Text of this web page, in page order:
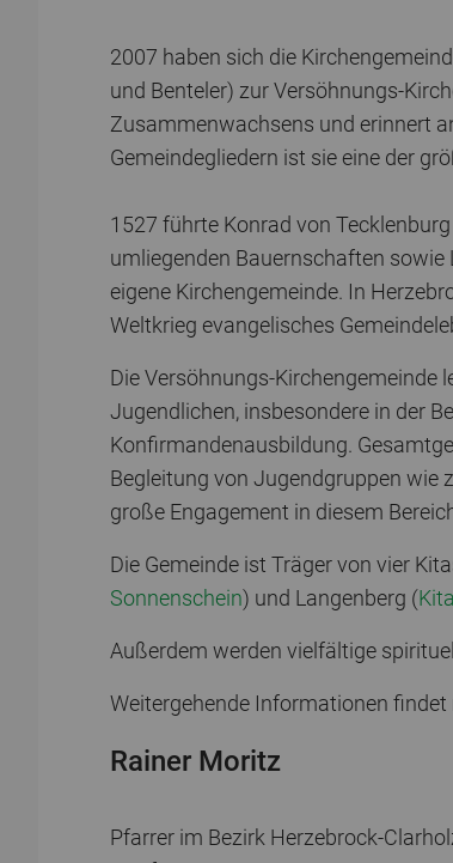
2007 haben sich die
und Benteler) zur Versöhnungs-
Zusammenwachsens und erinnert
Gemeindegliedern ist sie eine der
1527 führte Konrad von
umliegenden Bauernschaften sowie
eigene Kirchengemeinde. In
Weltkrieg evangelisches
Die Versöhnungs-Kirchengemeinde
Jugendlichen, insbesondere in der
Konfirmandenausbildung.
Begleitung von Jugendgruppen wie
große Engagement in diesem
Die Gemeinde ist Träger von vier
Sonnenschein) und Langenberg (
Außerdem werden vielfältige
Weitergehende Informationen
Rainer Moritz
Pfarrer im Bezirk Herzebrock-